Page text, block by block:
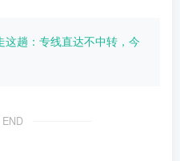
这趟：专线直达不中转，今